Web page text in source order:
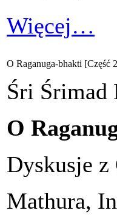
Więcej…
O Raganuga-bhakti [Część
Śri Śrimad
O
Dyskusje z
Mathura,